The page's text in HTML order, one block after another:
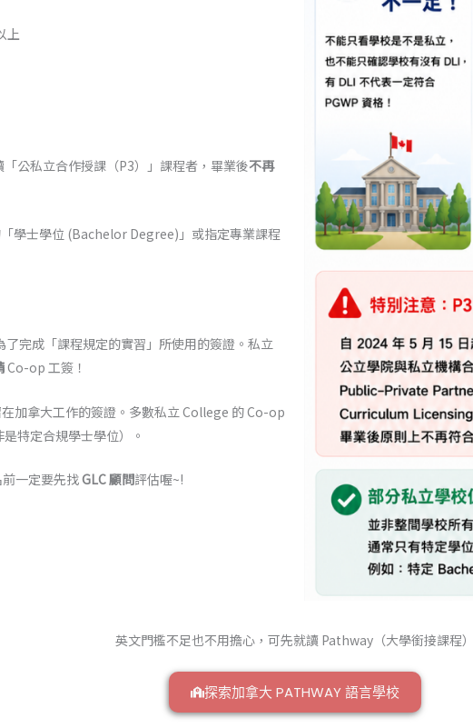
上
「公私立合作授課（P3）」課程者，畢業後不再
學士學位 (Bachelor Degree)」或指定專業課程
了完成「課程規定的實習」所使用的簽證。私立
Co-op 工簽！
加拿大工作的簽證。多數私立 College 的 Co-op
是特定合規學士學位）。
一定要先找GLC 顧問評估喔~!
英文門檻不足也不用擔心，可先就讀 Pathway（大學銜接課程）
探索加拿大 PATHWAY 語言學校